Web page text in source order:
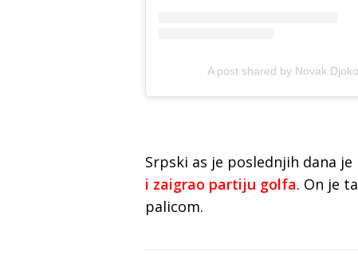
A post shared by Novak
Srpski as je poslednjih dana
i zaigrao partiju golfa. On je
palicom.